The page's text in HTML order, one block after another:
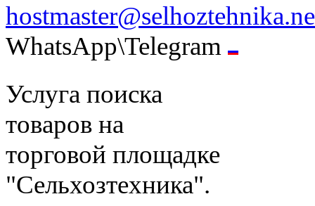
WhatsApp\Telegram
Услуга поиска
товаров на
торговой площадке
"Сельхозтехника".